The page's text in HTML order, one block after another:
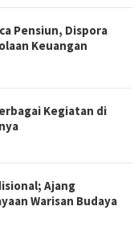
Pensiun, Dispora
Keuangan
Kegiatan di
Ajang
Warisan Budaya